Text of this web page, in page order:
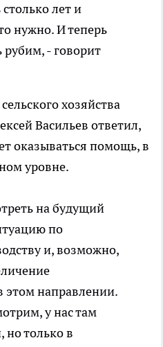
лет и
нужно. И теперь
рубим, - говорит
хозяйства
Васильев ответил,
оказываться помощь, в
уровне.
на будущий
по
и, возможно,
этом направлении.
у нас там
но только в